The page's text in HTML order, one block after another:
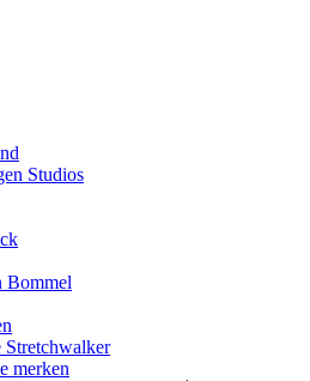
Studios
Bommel
Stretchwalker
merken